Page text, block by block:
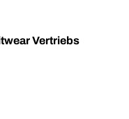
Vertriebs